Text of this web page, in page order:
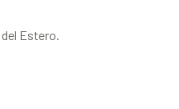
Estero.